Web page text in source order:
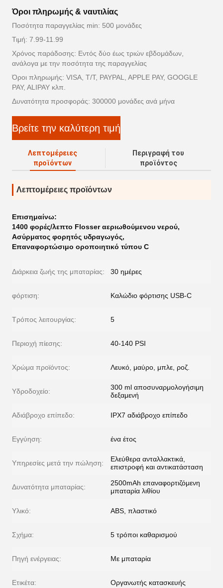
Όροι πληρωμής & ναυτιλίας
Ποσότητα παραγγελίας min: 500 μονάδες
Τιμή: 7.99-11.99
Χρόνος παράδοσης: Εντός δύο έως τριών εβδομάδων,
ανάλογα με την ποσότητα της παραγγελίας
Όροι πληρωμής: VISA, T/T, PAYPAL, APPLE PAY, GOOGLE
PAY, ALIPAY κλπ.
Δυνατότητα προσφοράς: 300000 μονάδες ανά μήνα
Βρείτε την καλύτερη τιμή
Λεπτομέρειες
προϊόντων
Περιγραφή του
προϊόντος
Λεπτομέρειες προϊόντων
Επισημαίνω:
1400 φορές/λεπτο Flosser αεριωθούμενου νερού,
Ασύρματος φορητός υδραγωγός,
Επαναφορτώσιμο οροποιητικό τύπου C
Διάρκεια ζωής της μπαταρίας: 30 ημέρες
φόρτιση: Καλώδιο φόρτισης USB-C
Τρόπος λειτουργίας: 5
Περιοχή πίεσης: 40-140 PSI
Χρώμα προϊόντος: Λευκό, μαύρο, μπλε, ροζ.
Υδροδοχείο:
300 ml αποσυναρμολογήσιμη
δεξαμενή
Αδιάβροχο επίπεδο: IPX7 αδιάβροχο επίπεδο
Εγγύηση: ένα έτος
Υπηρεσίες μετά την πώληση:
Ελεύθερα ανταλλακτικά,
επιστροφή και αντικατάσταση
Δυνατότητα μπαταρίας:
2500mAh επαναφορτιζόμενη
μπαταρία λιθίου
Υλικό: ABS, πλαστικό
Σχήμα: 5 τρόποι καθαρισμού
Πηγή ενέργειας: Με μπαταρία
Ετικέτα: Οργανωτής κατασκευής